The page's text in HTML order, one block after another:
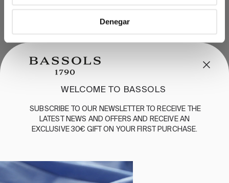
Denegar
SUSTAINABILITY
BASSOLS BUSINESS
CONTACT / +34 932 070 450
SHIPPING & RETURNS
ENGLISH / ESPAÑOL / FRANÇAIS
WELCOME TO BASSOLS
SUBSCRIBE TO OUR NEWSLETTERTO RECEIVE
THE
LATEST
NEWS AND OFFERSAND RECEIVE AN
EXCLUSIVE30€ GIFT ON YOUR FIRST PURCHASE.